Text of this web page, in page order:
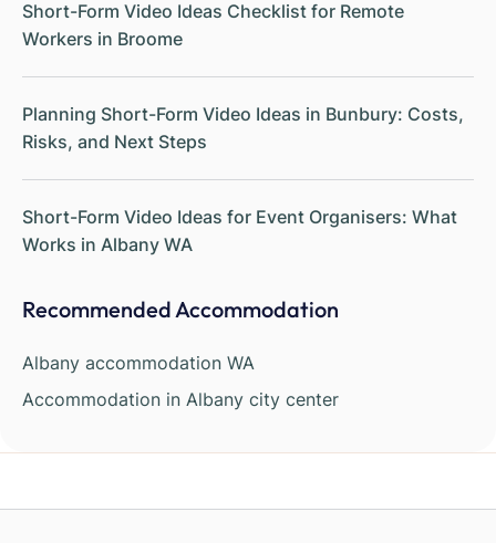
Short-Form Video Ideas Checklist for Remote
Workers in Broome
Planning Short-Form Video Ideas in Bunbury: Costs,
Risks, and Next Steps
Short-Form Video Ideas for Event Organisers: What
Works in Albany WA
Recommended Accommodation
Albany accommodation WA
Accommodation in Albany city center